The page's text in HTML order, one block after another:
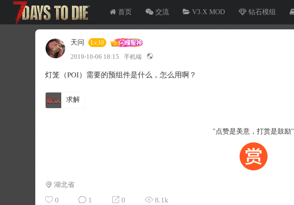
首页 交流 V3.X MOD 钻石模组
天问 Lv.10
2019-10-06 18:15 手机端
灯笼（POI）需要的预组件是什么，怎么用啊？
求解
"点赞是美意，打赏是鼓励"
湖北省
0 1 0 8.1k